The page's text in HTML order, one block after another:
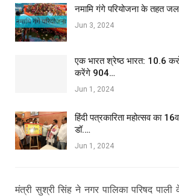
नमामि गंगे परियोजना के तहत
Jun 3, 2024
एक भारत श्रेष्ठ भारत: 10.6
करेंगे 904…
Jun 1, 2024
हिंदी पत्रकारिता महोत्सव का
डॉ.…
Jun 1, 2024
मंत्री सुश्री सिंह ने नगर पालिका परिषद